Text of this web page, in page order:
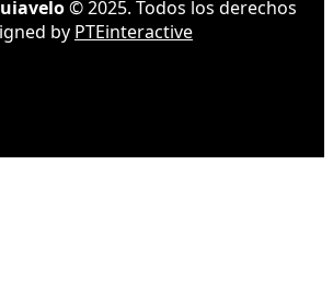
© 2025. Todos los derechos
by PTEinteractive